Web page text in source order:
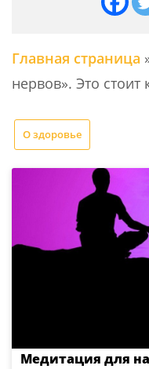
Главная страница
нервов». Это стоит
О здоровье
Медитация для